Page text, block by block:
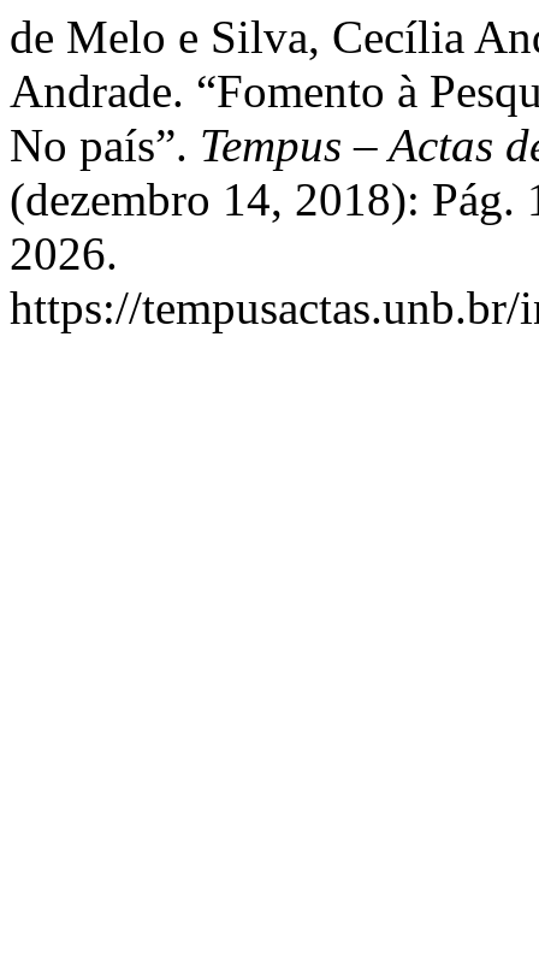
de Melo e Silva, Cecília
Andrade. “Fomento à
No país”. Tempus – Actas
(dezembro 14, 2018): Pág.
2026.
https://